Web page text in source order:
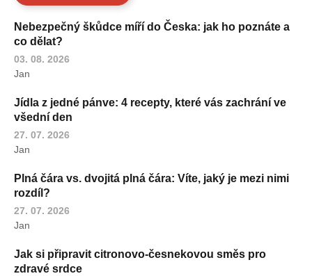
Nebezpečný škůdce míří do Česka: jak ho poznáte a
co dělat?
03. 08. 2026
Jan
Jídla z jedné pánve: 4 recepty, které vás zachrání ve
všední den
27. 07. 2026
Jan
Plná čára vs. dvojitá plná čára: Víte, jaký je mezi nimi
rozdíl?
27. 07. 2026
Jan
Jak si připravit citronovo-česnekovou směs pro
zdravé srdce